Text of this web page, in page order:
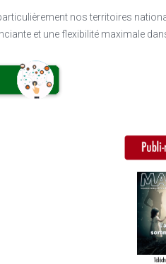
nos territoires
et une flexibilité maximale